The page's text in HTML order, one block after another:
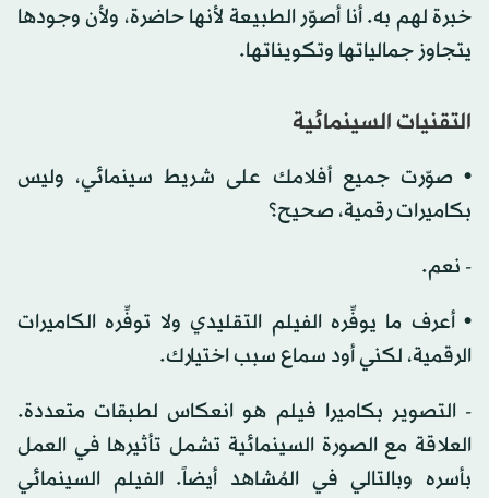
خبرة لهم به. أنا أصوّر الطبيعة لأنها حاضرة، ولأن وجودها
يتجاوز جمالياتها وتكويناتها.
التقنيات السينمائية
• صوّرت جميع أفلامك على شريط سينمائي، وليس
بكاميرات رقمية، صحيح؟
- نعم.
• أعرف ما يوفِّره الفيلم التقليدي ولا توفِّره الكاميرات
الرقمية، لكني أود سماع سبب اختيارك.
- التصوير بكاميرا فيلم هو انعكاس لطبقات متعددة.
العلاقة مع الصورة السينمائية تشمل تأثيرها في العمل
بأسره وبالتالي في المُشاهد أيضاً. الفيلم السينمائي